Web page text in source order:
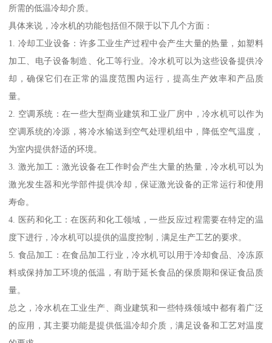
所需的低温冷却介质。
具体来说，冷水机的功能包括但不限于以下几个方面：
1. 冷却工业设备：许多工业生产过程中会产生大量的热量，如塑料
加工、电子设备制造、化工等行业。冷水机可以为这些设备提供冷
却，确保它们在正常的温度范围内运行，提高生产效率和产品质
量。
2. 空调系统：在一些大型商业建筑和工业厂房中，冷水机可以作为
空调系统的冷源，将冷水输送到空气处理机组中，降低空气温度，
为室内提供舒适的环境。
3. 激光加工：激光设备在工作时会产生大量的热量，冷水机可以为
激光发生器和光学部件提供冷却，保证激光设备的正常运行和使用
寿命。
4. 医药和化工：在医药和化工领域，一些反应过程需要在特定的温
度下进行，冷水机可以提供的温度控制，满足生产工艺的要求。
5. 食品加工：在食品加工行业，冷水机可以用于冷却食品、冷冻原
料或保持加工环境的低温，有助于延长食品的保质期和保证食品质
量。
总之，冷水机在工业生产、商业建筑和一些特殊领域中都有着广泛
的应用，其主要功能是提供低温冷却介质，满足设备和工艺对温度